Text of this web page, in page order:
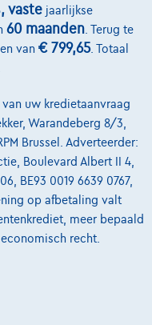
vaste jaarlijkse
60 maanden . Terug te
van € 799,65. Totaal
uw kredietaanvraag
Warandeberg 8/3,
Brussel. Adverteerder:
Boulevard Albert II 4,
BE93 0019 6639 0767,
op afbetaling valt
meer bepaald
recht.